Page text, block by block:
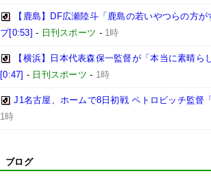
【鹿島】DF広瀬陸斗「鹿島の若いやつらの方
プ[0:53] - 日刊スポーツ - 1時
【横浜】日本代表森保一監督が「本当に素晴
[0:47] - 日刊スポーツ - 1時
J1名古屋、ホームで8日初戦 ペトロビッチ監督
1時
ブログ